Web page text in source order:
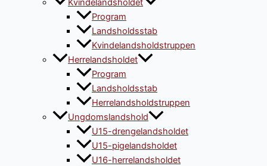
Kvindelandsholdet
Program
Landsholdsstab
Kvindelandsholdstruppen
Herrelandsholdet
Program
Landsholdsstab
Herrelandsholdstruppen
Ungdomslandshold
U15-drengelandsholdet
U15-pigelandsholdet
U16-herrelandsholdet